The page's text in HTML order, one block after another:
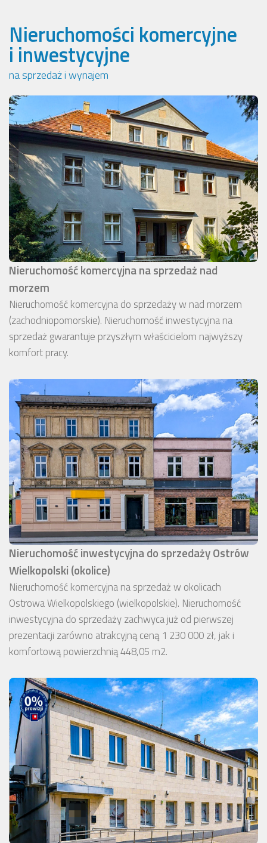
Nieruchomości komercyjne
i inwestycyjne
na sprzedaż i wynajem
Nieruchomość komercyjna na sprzedaż nad
morzem
Nieruchomość komercyjna do sprzedaży w nad morzem
(zachodniopomorskie). Nieruchomość inwestycyjna na
sprzedaż gwarantuje przyszłym właścicielom najwyższy
komfort pracy.
Nieruchomość inwestycyjna do sprzedaży Ostrów
Wielkopolski (okolice)
Nieruchomość komercyjna na sprzedaż w okolicach
Ostrowa Wielkopolskiego (wielkopolskie). Nieruchomość
inwestycyjna do sprzedaży zachwyca już od pierwszej
prezentacji zarówno atrakcyjną ceną 1 230 000 zł, jak i
komfortową powierzchnią 448,05 m2.